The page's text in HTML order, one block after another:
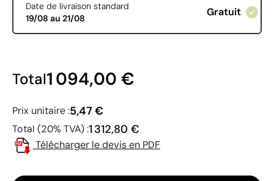
Date de livraison standard
19/08 au 21/08
Gratuit
Total1 094,00 €
Prix unitaire :5,47 €
Total (20% TVA) :1 312,80 €
Télécharger le devis en PDF